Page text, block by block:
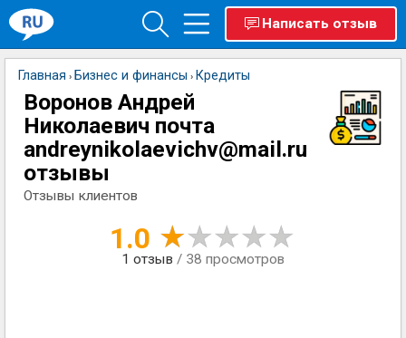
Написать отзыв
Главная › Бизнес и финансы › Кредиты
Воронов Андрей
Николаевич почта
andreynikolaevichv@mail.ru
отзывы
Отзывы клиентов
1.0
1 отзыв / 38 просмотров